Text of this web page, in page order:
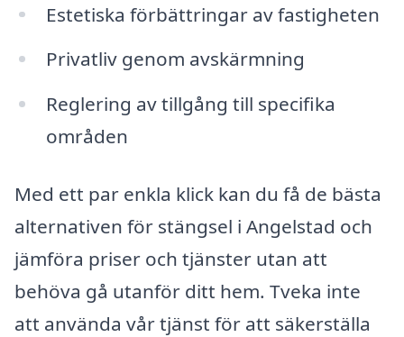
Estetiska förbättringar av fastigheten
Privatliv genom avskärmning
Reglering av tillgång till specifika
områden
Med ett par enkla klick kan du få de bästa
alternativen för stängsel i Angelstad och
jämföra priser och tjänster utan att
behöva gå utanför ditt hem. Tveka inte
att använda vår tjänst för att säkerställa